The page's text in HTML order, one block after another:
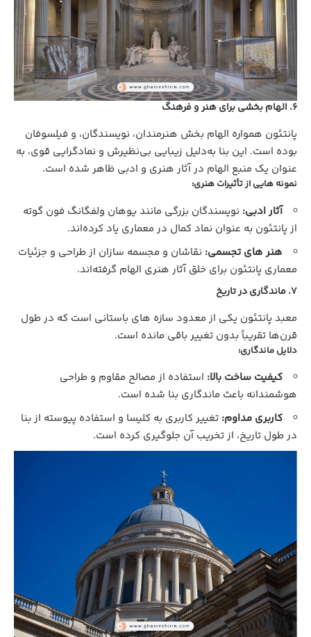
6. الهام‌ بخشی برای هنر و فرهنگ
پانتئون همواره الهام‌ بخش هنرمندان، نویسندگان، و فیلسوفان
بوده است. این بنا به‌دلیل زیبایی بی‌نظیرش و نمادگرایی قوی، به‌
عنوان یک منبع الهام در آثار هنری و ادبی ظاهر شده است.
نمونه‌ هایی از تأثیرات هنری:
آثار ادبی: نویسندگان بزرگی مانند یوهان ولفگانگ فون گوته
از پانتئون به‌ عنوان نماد کمال در معماری یاد کرده‌اند.
هنر های تجسمی: نقاشان و مجسمه‌ سازان از طراحی و جزئیات
معماری پانتئون برای خلق آثار هنری الهام گرفته‌اند.
7. ماندگاری در تاریخ
معبد پانتئون یکی از معدود سازه‌ های باستانی است که در طول
قرن‌ها تقریباً بدون تغییر باقی مانده است.
دلایل ماندگاری:
کیفیت ساخت بالا: استفاده از مصالح مقاوم و طراحی
هوشمندانه باعث ماندگاری بنا شده است.
کاربری مداوم: تغییر کاربری به کلیسا و استفاده پیوسته از بنا
در طول تاریخ، از تخریب آن جلوگیری کرده است.